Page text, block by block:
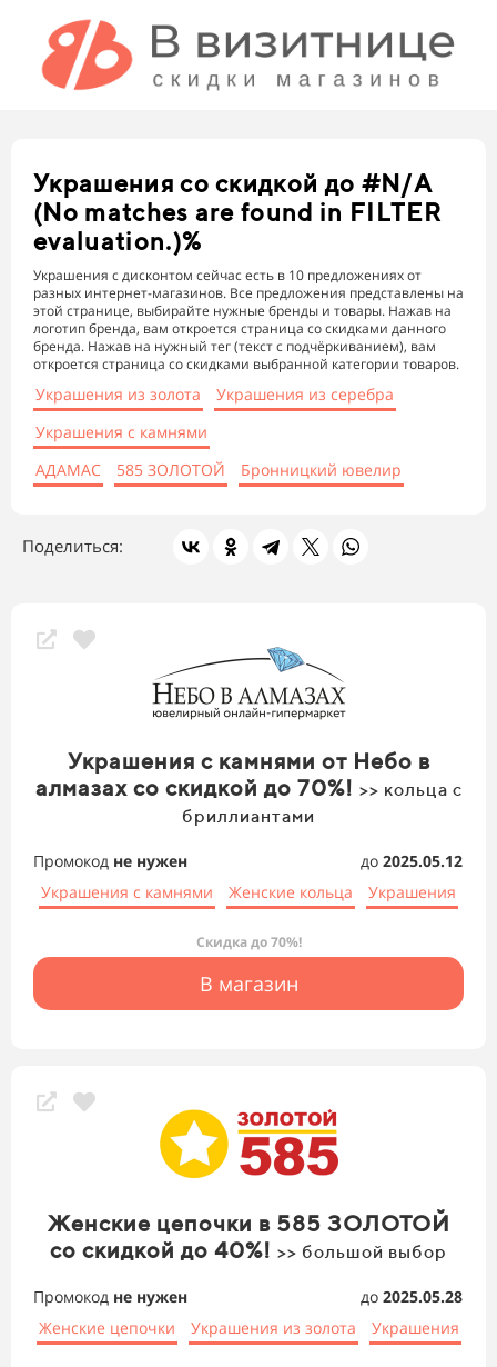
Украшения со скидкой до #N/A
(No matches are found in FILTER
evaluation.)%
Украшения с дисконтом сейчас есть в 10 предложениях от
разных интернет-магазинов. Все предложения представлены на
этой странице, выбирайте нужные бренды и товары. Нажав на
логотип бренда, вам откроется страница со скидками данного
бренда. Нажав на нужный тег (текст с подчёркиванием), вам
откроется страница со скидками выбранной категории товаров.
Украшения из золота
Украшения из серебра
Украшения с камнями
АДАМАС
585 ЗОЛОТОЙ Бронницкий ювелир
Поделиться:
Украшения с камнями от Небо в
алмазах со скидкой до 70%! >> кольца с
бриллиантами
Промокод не нужен до 2025.05.12
Украшения с камнями
Женские кольца Украшения
Скидка до 70%!
В магазин
Женские цепочки в 585 ЗОЛОТОЙ
со скидкой до 40%! >> большой выбор
Промокод не нужен до 2025.05.28
Женские цепочки
Украшения из золота Украшения